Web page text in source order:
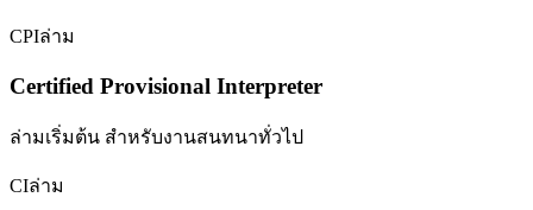
CPIล่าม
Certified Provisional Interpreter
ล่ามเริ่มต้น สำหรับงานสนทนาทั่วไป
CIล่าม